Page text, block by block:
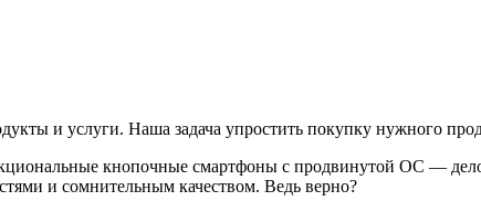
и услуги. Наша задача упростить покупку нужного
кнопочные смартфоны с продвинутой ОС —
и сомнительным качеством. Ведь верно?